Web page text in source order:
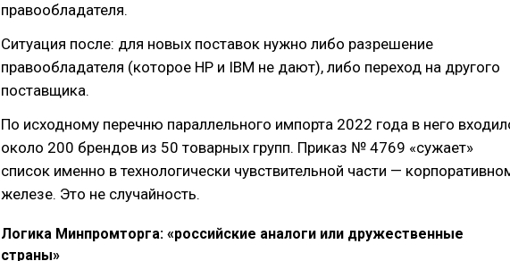
правообладателя.
Ситуация после: для новых поставок нужно либо разрешение
правообладателя (которое HP и IBM не дают), либо переход на другого
поставщика.
По исходному перечню параллельного импорта 2022 года в него
около 200 брендов из 50 товарных групп. Приказ № 4769 «сужает»
список именно в технологически чувствительной части —
железе. Это не случайность.
Логика Минпромторга: «российские аналоги или дружественные
страны»